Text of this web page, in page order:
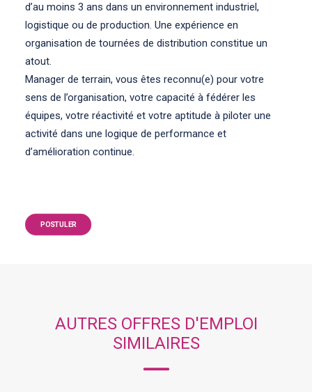
d’au moins 3 ans dans un environnement industriel,
logistique ou de production. Une expérience en
organisation de tournées de distribution constitue un
atout.
Manager de terrain, vous êtes reconnu(e) pour votre
sens de l’organisation, votre capacité à fédérer les
équipes, votre réactivité et votre aptitude à piloter une
activité dans une logique de performance et
d’amélioration continue.
POSTULER
AUTRES OFFRES D'EMPLOI
SIMILAIRES